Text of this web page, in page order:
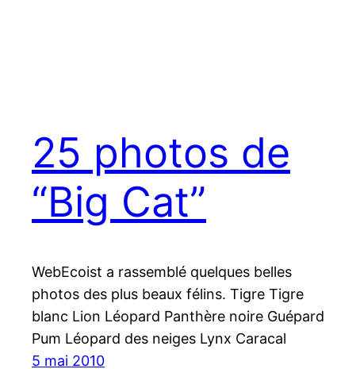
25 photos de
“Big Cat”
WebEcoist a rassemblé quelques belles
photos des plus beaux félins. Tigre Tigre
blanc Lion Léopard Panthère noire Guépard
Pum Léopard des neiges Lynx Caracal
5 mai 2010